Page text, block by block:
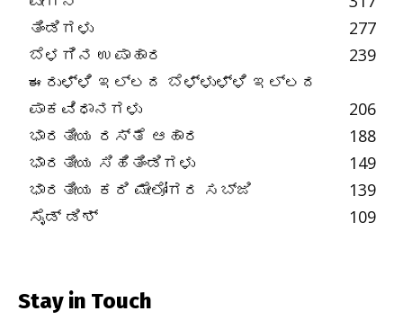
ತಿಂಡಿಗಳು
277
ಬೆಳಗಿನ ಉಪಾಹಾರ
239
ಈರುಳ್ಳಿ ಇಲ್ಲದ ಬೆಳ್ಳುಳ್ಳಿ ಇಲ್ಲದ
ಪಾಕವಿಧಾನಗಳು
206
ಭಾರತೀಯ ರಸ್ತೆ ಆಹಾರ
188
ಭಾರತೀಯ ಸಿಹಿತಿಂಡಿಗಳು
149
ಭಾರತೀಯ ಕರಿ ಮೇಲೋಗರ ಸಬ್ಜಿ
139
ಸೈಡ್ ಡಿಶ್
109
Stay in Touch